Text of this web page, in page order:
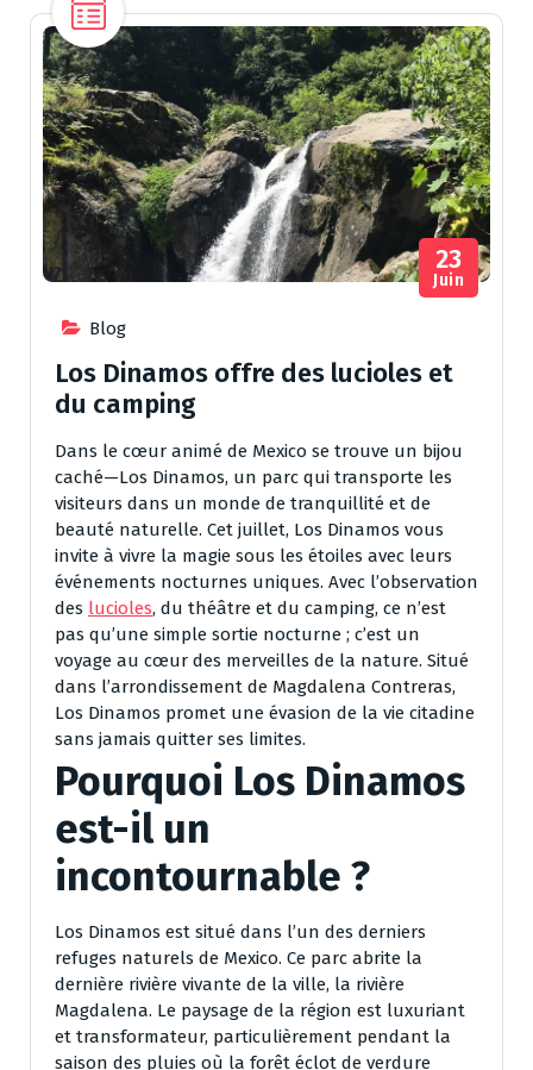
Blog
23
Juin
Los Dinamos offre des lucioles et
du camping
Dans le cœur animé de Mexico se trouve un bijou
caché—Los Dinamos, un parc qui transporte les
visiteurs dans un monde de tranquillité et de
beauté naturelle. Cet juillet, Los Dinamos vous
invite à vivre la magie sous les étoiles avec leurs
événements nocturnes uniques. Avec l’observation
des lucioles, du théâtre et du camping, ce n’est
pas qu’une simple sortie nocturne ; c’est un
voyage au cœur des merveilles de la nature. Situé
dans l’arrondissement de Magdalena Contreras,
Los Dinamos promet une évasion de la vie citadine
sans jamais quitter ses limites.
Pourquoi Los Dinamos
est-il un
incontournable ?
Los Dinamos est situé dans l’un des derniers
refuges naturels de Mexico. Ce parc abrite la
dernière rivière vivante de la ville, la rivière
Magdalena. Le paysage de la région est luxuriant
et transformateur, particulièrement pendant la
saison des pluies où la forêt éclot de verdure